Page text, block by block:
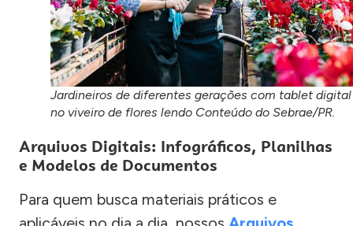
Jardineiros de diferentes gerações com tablet digital
no viveiro de flores lendo Conteúdo do Sebrae/PR.
Arquivos Digitais: Infográficos, Planilhas
e Modelos de Documentos
Para quem busca materiais práticos e